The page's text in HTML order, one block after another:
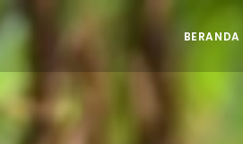
BERANDA